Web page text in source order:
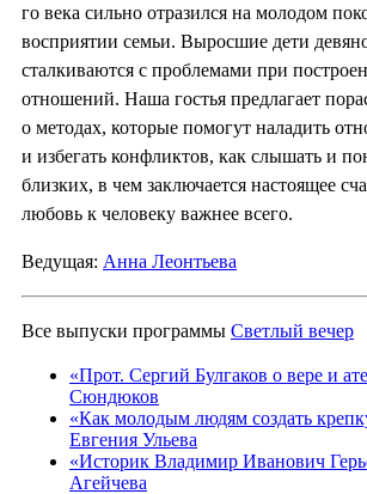
го века сильно отразился на молодом
восприятии семьи. Выросшие дети
сталкиваются с проблемами при
отношений. Наша гостья предлагает
о методах, которые помогут наладить
и избегать конфликтов, как слышать и
близких, в чем заключается настоящее
любовь к человеку важнее всего.
Ведущая: Анна Леонтьева
Все выпуски программы Светлый вечер
«Прот. Сергий Булгаков о вере и
Сюндюков
«Как молодым людям создать
Евгения Ульева
«Историк Владимир Иванович
Агейчева